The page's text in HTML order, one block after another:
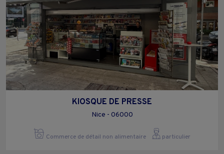
KIOSQUE DE PRESSE
Nice - 06000
Commerce de détail non alimentaire particulier